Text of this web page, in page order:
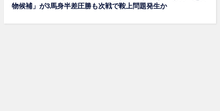
物候補」が3馬身半差圧勝も次戦で鞍上問題発生か